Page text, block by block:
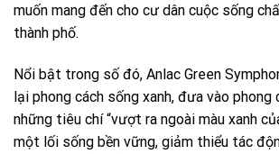
muốn mang đến cho cư dân cuộc sống
thành phố.
Nổi bật trong số đó, Anlac Green
lại phong cách sống xanh, đưa vào phong
những tiêu chí “vượt ra ngoài màu xanh
một lối sống bền vững, giảm thiểu tác